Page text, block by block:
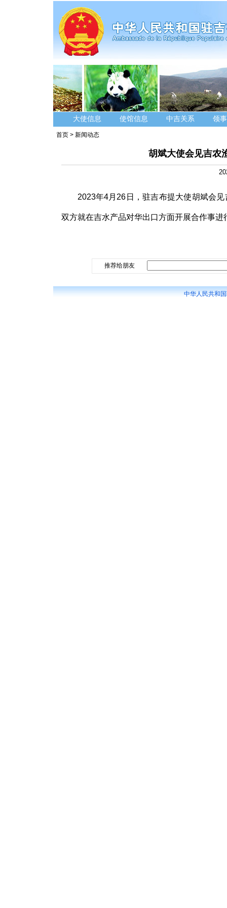
大使信息 使馆信息 中吉关系 领
首页 > 新闻动态
胡斌大使会见吉农
2023年4月26日，驻吉布提大使胡斌会
双方就在吉水产品对华出口方面开展合作事进
推荐给朋友
中华人民共和